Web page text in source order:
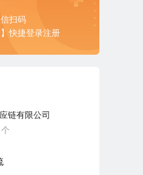
扫码
快捷登录注册
链有限公司
个